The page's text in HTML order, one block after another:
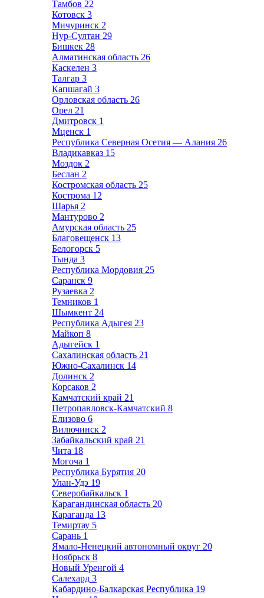
Тамбов 22
Котовск 3
Мичуринск 2
Нур-Султан 29
Бишкек 28
Алматинская область 26
Каскелен 3
Талгар 3
Капшагай 3
Орловская область 26
Орел 21
Дмитровск 1
Мценск 1
Республика Северная Осетия — Алания 26
Владикавказ 15
Моздок 2
Беслан 2
Костромская область 25
Кострома 12
Шарья 2
Мантурово 2
Амурская область 25
Благовещенск 13
Белогорск 5
Тында 3
Республика Мордовия 25
Саранск 9
Рузаевка 2
Темников 1
Шымкент 24
Республика Адыгея 23
Майкоп 8
Адыгейск 1
Сахалинская область 21
Южно-Сахалинск 14
Долинск 2
Корсаков 2
Камчатский край 21
Петропавловск-Камчатский 8
Елизово 6
Вилючинск 2
Забайкальский край 21
Чита 18
Могоча 1
Республика Бурятия 20
Улан-Удэ 19
Северобайкальск 1
Карагандинская область 20
Караганда 13
Темиртау 5
Сарань 1
Ямало-Ненецкий автономный округ 20
Ноябрьск 8
Новый Уренгой 4
Салехард 3
Кабардино-Балкарская Республика 19